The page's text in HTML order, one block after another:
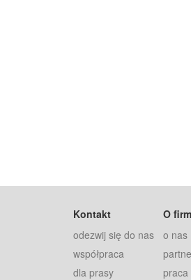
Kontakt
odezwij się do nas
współpraca
dla prasy
O
o nas
praca